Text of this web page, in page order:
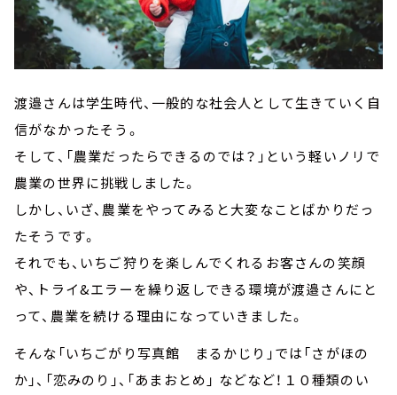
渡邉さんは学生時代、一般的な社会人として生きていく自
信がなかったそう。
そして、「農業だったらできるのでは？」という軽いノリで
農業の世界に挑戦しました。
しかし、いざ、農業をやってみると大変なことばかりだっ
たそうです。
それでも、いちご狩りを楽しんでくれるお客さんの笑顔
や、トライ&エラーを繰り返しできる環境が渡邉さんにと
って、農業を続ける理由になっていきました。
そんな「いちごがり写真館 まるかじり」では「さがほの
か」、「恋みのり」、「あまおとめ」 などなど！１０種類のい